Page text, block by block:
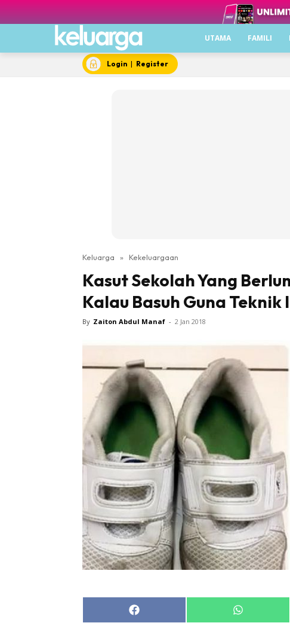
UTAMA FAMILI
Login | Register
Keluarga » Kekeluargaan
Kasut Sekolah Yang
Kalau Basuh Guna Teknik
By Zaiton Abdul Manaf - 2 Jan 2018
Share
on
Share
on